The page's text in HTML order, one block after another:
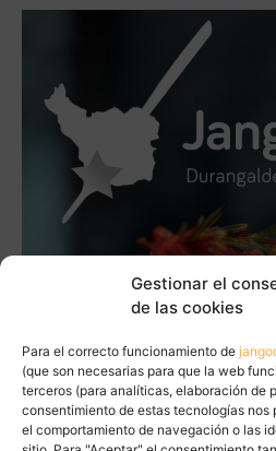
Gestionar el
de las cookies
Para el correcto funcionamiento de
(que son necesarias para que la web
terceros (para analíticas, elaboración de
consentimiento de estas tecnologías nos
el comportamiento de navegación o las